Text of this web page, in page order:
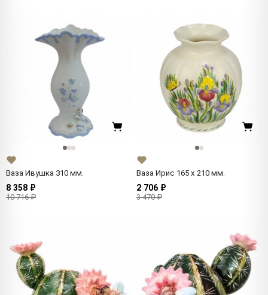
Ваза Ивушка 310 мм.
8 358 ₽
10 716 ₽
Ваза Ирис 165 x 210 мм.
2 706 ₽
3 470 ₽